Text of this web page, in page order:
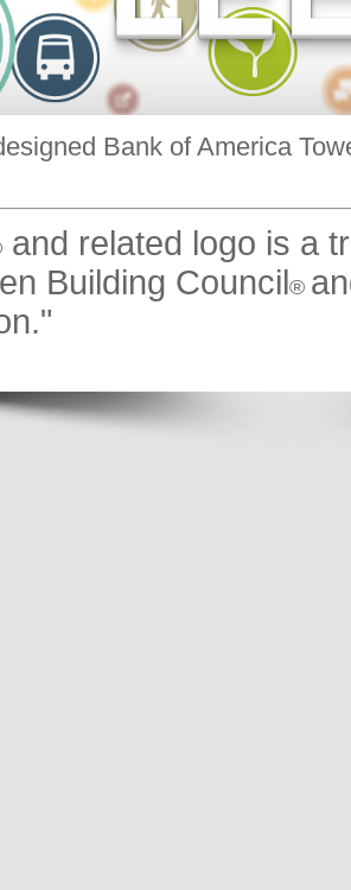
Bank of America
and related logo is a
Building Council®